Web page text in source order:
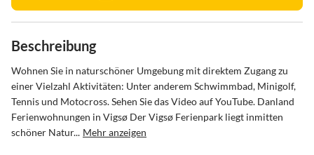
Beschreibung
Wohnen Sie in naturschöner Umgebung mit direktem Zugang zu
einer Vielzahl Aktivitäten: Unter anderem Schwimmbad, Minigolf,
Tennis und Motocross. Sehen Sie das Video auf YouTube. Danland
Ferienwohnungen in Vigsø Der Vigsø Ferienpark liegt inmitten
schöner Natur... Mehr anzeigen